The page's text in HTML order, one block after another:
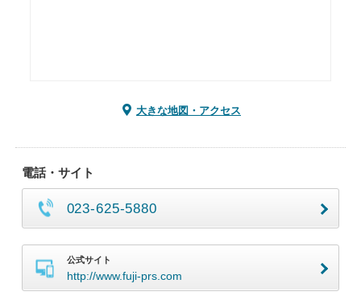
大きな地図・アクセス
電話・サイト
023-625-5880
公式サイト
http://www.fuji-prs.com